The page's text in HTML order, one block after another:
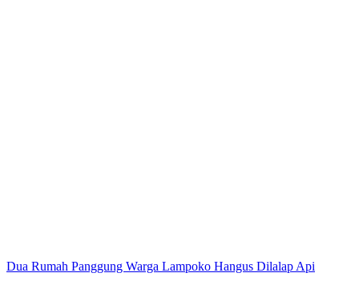
Dua Rumah Panggung Warga Lampoko Hangus Dilalap Api